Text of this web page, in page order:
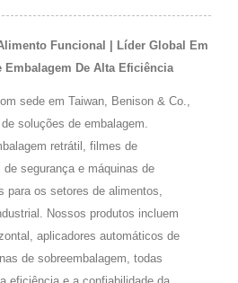
Funcional | Líder Global Em
Embalagem De Alta Eficiência
sede em Taiwan, Benison & Co.,
soluções de embalagem.
retrátil, filmes de
segurança e máquinas de
para os setores de alimentos,
Nossos produtos incluem
aplicadores automáticos de
de sobreembalagem, todas